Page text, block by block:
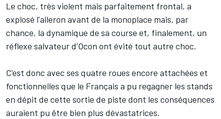
Le choc, très violent mais parfaitement frontal, a
explosé l'aileron avant de la monoplace mais, par
chance, la dynamique de sa course et, finalement, un
réflexe salvateur d'Ocon ont évité tout autre choc.
C'est donc avec ses quatre roues encore attachées et
fonctionnelles que le Français a pu regagner les stands
en dépit de cette sortie de piste dont les conséquences
auraient pu être bien plus dévastatrices.